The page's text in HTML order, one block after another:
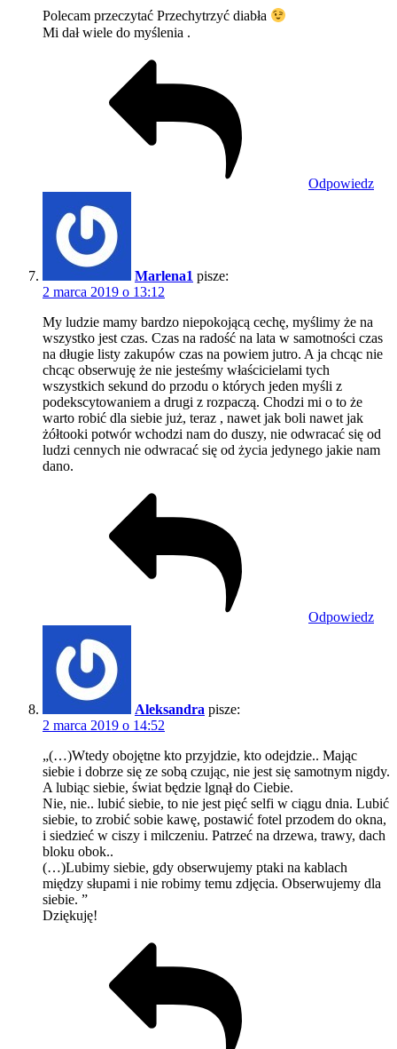
Polecam przeczytać Przechytrzyć diabła
Mi dał wiele do myślenia .
Odpowiedz
Marlena1 pisze:
2 marca 2019 o 13:12
My ludzie mamy bardzo niepokojącą cechę, myślimy że na
wszystko jest czas. Czas na radość na lata w samotności czas
na długie listy zakupów czas na powiem jutro. A ja chcąc nie
chcąc obserwuję że nie jesteśmy właścicielami tych
wszystkich sekund do przodu o których jeden myśli z
podekscytowaniem a drugi z rozpaczą. Chodzi mi o to że
warto robić dla siebie już, teraz , nawet jak boli nawet jak
żółtooki potwór wchodzi nam do duszy, nie odwracać się od
ludzi cennych nie odwracać się od życia jedynego jakie nam
dano.
Odpowiedz
Aleksandra pisze:
2 marca 2019 o 14:52
„(…)Wtedy obojętne kto przyjdzie, kto odejdzie.. Mając
siebie i dobrze się ze sobą czując, nie jest się samotnym nigdy.
A lubiąc siebie, świat będzie lgnął do Ciebie.
Nie, nie.. lubić siebie, to nie jest pięć selfi w ciągu dnia. Lubić
siebie, to zrobić sobie kawę, postawić fotel przodem do okna,
i siedzieć w ciszy i milczeniu. Patrzeć na drzewa, trawy, dach
bloku obok..
(…)Lubimy siebie, gdy obserwujemy ptaki na kablach
między słupami i nie robimy temu zdjęcia. Obserwujemy dla
siebie. ”
Dziękuję!